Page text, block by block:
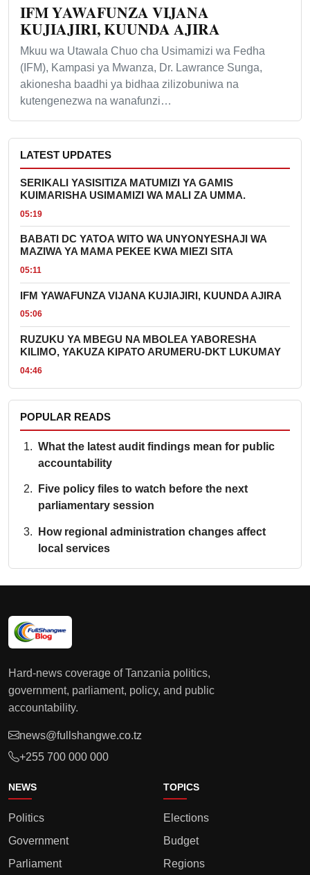
IFM YAWAFUNZA VIJANA
KUJIAJIRI, KUUNDA AJIRA
Mkuu wa Utawala Chuo cha Usimamizi wa Fedha
(IFM), Kampasi ya Mwanza, Dr. Lawrance Sunga,
akionesha baadhi ya bidhaa zilizobuniwa na
kutengenezwa na wanafunzi…
LATEST UPDATES
SERIKALI YASISITIZA MATUMIZI YA GAMIS
KUIMARISHA USIMAMIZI WA MALI ZA UMMA.
05:19
BABATI DC YATOA WITO WA UNYONYESHAJI WA
MAZIWA YA MAMA PEKEE KWA MIEZI SITA
05:11
IFM YAWAFUNZA VIJANA KUJIAJIRI, KUUNDA AJIRA
05:06
RUZUKU YA MBEGU NA MBOLEA YABORESHA
KILIMO, YAKUZA KIPATO ARUMERU-DKT LUKUMAY
04:46
POPULAR READS
What the latest audit findings mean for public
accountability
Five policy files to watch before the next
parliamentary session
How regional administration changes affect
local services
Hard-news coverage of Tanzania politics,
government, parliament, policy, and public
accountability.
news@fullshangwe.co.tz
+255 700 000 000
NEWS
Politics
Government
Parliament
TOPICS
Elections
Budget
Regions